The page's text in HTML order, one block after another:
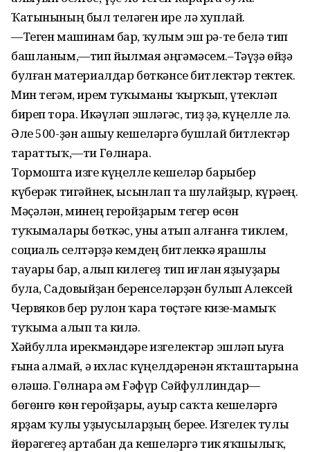
Ҡатынының был теләген ире лә хуплай.
—Теген машинам бар, ҡулым эш рә-те белә тип
башланым,—тип йылмая әңгәмәсем.–Тәүҙә өйҙә
булған материалдар бөткәнсе битлектәр тектек.
Мин тегәм, ирем туҡыманы ҡырҡып, үтекләп
биреп тора. Икәүләп эшләгәс, тиҙ ҙә, күңелле лә.
Әле 500-ҙән ашыу кешеләргә бушлай битлектәр
тараттыҡ,—ти Гөлнара.
Тормошта изге күңелле кешеләр барыбер
күберәк тигәйнек, ысынлап та шулайҙыр, күрәһең.
Мәҫәлән, минең геройҙарым тегер өсөн
туҡымалары бөткәс, уны һатып алғанға тиклем,
социаль селтәрҙә кемдең битлеккә ярашлы
тауары бар, алып килегеҙ тип иғлан яҙыуҙары
була, Садовыйҙан беренселәрҙән булып Алексей
Червяков бер рулон ҡара төҫтәге кизе-мамыҡ
туҡыма алып та килә.
Хәйбулла ирекмәндәре изгелектәр эшләп һыуға
ғына һалмай, ә ихлас күңелдәренән яҡташтарына
өләшә. Гөлнара һәм Ғәфүр Сәйфуллиндар—
бөгөнгө көн геройҙары, ауыр саҡта кешеләргә
ярҙам ҡулы һуҙыусыларҙың береһе. Изгелек тулы
йөрәгегеҙ артабан да кешеләргә тик яҡшылыҡ,